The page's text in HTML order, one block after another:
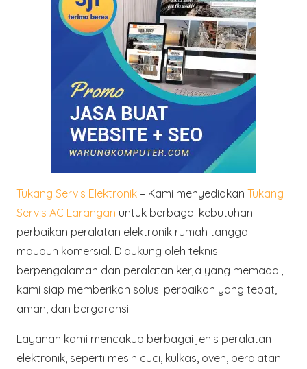
Tukang Servis Elektronik – Kami menyediakan Tukang
Servis AC Larangan untuk berbagai kebutuhan
perbaikan peralatan elektronik rumah tangga
maupun komersial. Didukung oleh teknisi
berpengalaman dan peralatan kerja yang memadai,
kami siap memberikan solusi perbaikan yang tepat,
aman, dan bergaransi.
Layanan kami mencakup berbagai jenis peralatan
elektronik , seperti mesin cuci, kulkas, oven, peralatan